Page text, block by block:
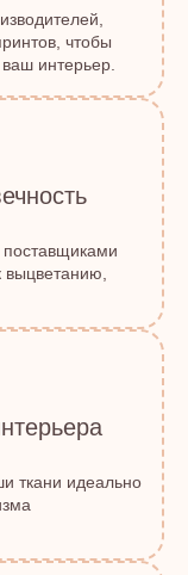
чтобы
интерьер.
выцветанию,
ткани идеально